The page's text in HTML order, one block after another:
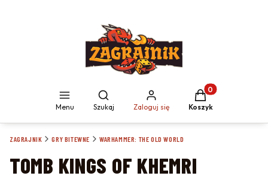
Menu
Otwórz wyszukiwarkę
Szukaj Zaloguj się
Produkty w
Koszyk
ZAGRAJNIK GRY BITEWNE WARHAMMER: THE OLD WORLD
TOMB KINGS OF KHEMRI